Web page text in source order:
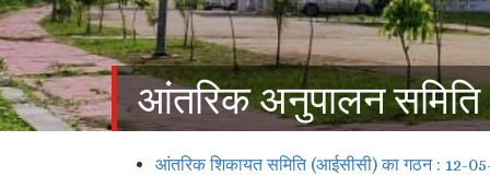
आंतरिक अनुपालन
आंतरिक शिकायत समिति (आईसीसी) का गठन : 12-